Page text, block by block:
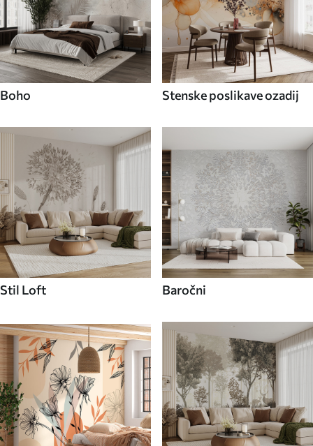
Boho Stenske poslikave ozadij
Stil Loft Baročni